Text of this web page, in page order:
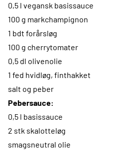
0,5 l vegansk basissauce
100 g markchampignon
1 bdt forårsløg
100 g cherrytomater
0,5 dl olivenolie
1 fed hvidløg, finthakket
salt og peber
Pebersauce:
0,5 l basissauce
2 stk skalotteløg
smagsneutral olie